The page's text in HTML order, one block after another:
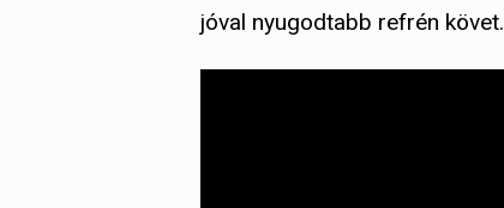
jóval nyugodtabb refrén követ.